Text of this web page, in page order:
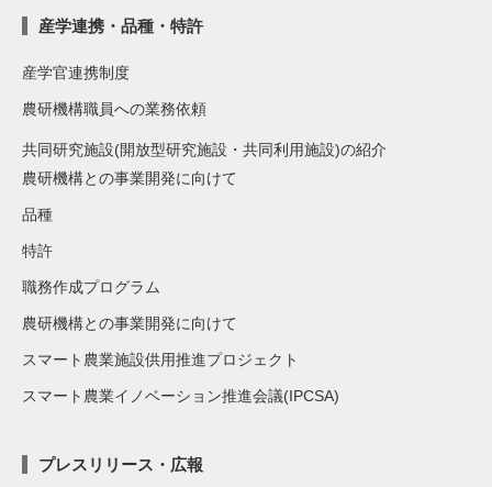
産学連携・品種・特許
産学官連携制度
農研機構職員への業務依頼
共同研究施設(開放型研究施設・共同利用施設)の紹介
農研機構との事業開発に向けて
品種
特許
職務作成プログラム
農研機構との事業開発に向けて
スマート農業施設供用推進プロジェクト
スマート農業イノベーション推進会議(IPCSA)
プレスリリース・広報